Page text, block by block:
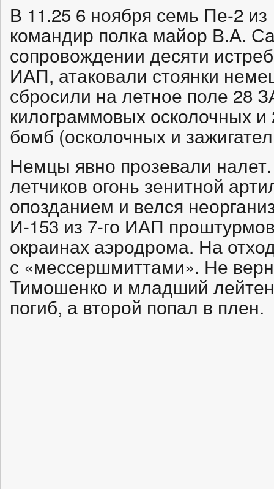
В 11.25 6 ноября семь Пе-2
командир полка майор В.А.
сопровождении десяти
ИАП, атаковали стоянки
сбросили на летное поле 28
килограммовых осколочных
бомб (осколочных и
Немцы явно прозевали
летчиков огонь зенитной
опозданием и велся
И-153 из 7-го ИАП
окраинах аэродрома. На
с «мессершмиттами». Не
Тимошенко и младший
погиб, а второй попал в плен.